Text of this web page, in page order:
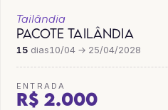
Tailândia
PACOTE TAILÂNDIA
15 dias10/04 → 25/04/2028
ENTRADA
R$ 2.000